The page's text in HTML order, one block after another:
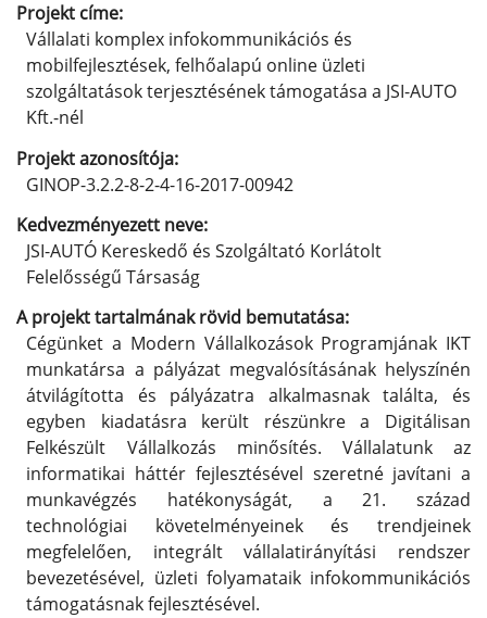
Projekt címe:
Vállalati komplex infokommunikációs és
mobilfejlesztések, felhőalapú online üzleti
szolgáltatások terjesztésének támogatása a JSI-AUTO
Kft.-nél
Projekt azonosítója:
GINOP-3.2.2-8-2-4-16-2017-00942
Kedvezményezett neve:
JSI-AUTÓ Kereskedő és Szolgáltató Korlátolt
Felelősségű Társaság
A projekt tartalmának rövid bemutatása:
Cégünket a Modern Vállalkozások Programjának IKT
munkatársa a pályázat megvalósításának helyszínén
átvilágította és pályázatra alkalmasnak találta, és
egyben kiadatásra került részünkre a Digitálisan
Felkészült Vállalkozás minősítés. Vállalatunk az
informatikai háttér fejlesztésével szeretné javítani a
munkavégzés hatékonyságát, a 21. század
technológiai követelményeinek és trendjeinek
megfelelően, integrált vállalatirányítási rendszer
bevezetésével, üzleti folyamataik infokommunikációs
támogatásnak fejlesztésével.